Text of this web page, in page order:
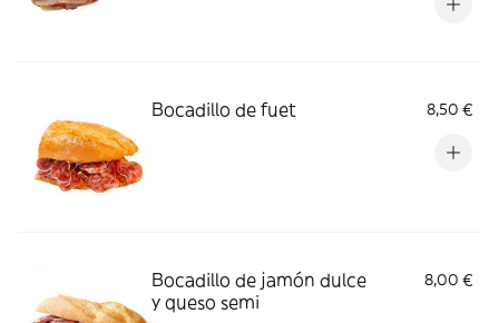
Bocadillo de fuet 8,50 €
Bocadillo de jamón dulce
y queso semi
8,00 €